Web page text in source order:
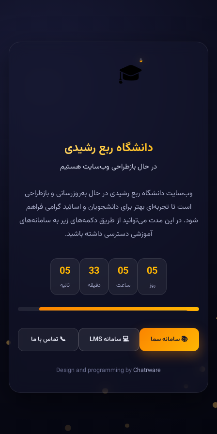
🎓
دانشگاه ربع رشیدی
در حال بازطراحی وب‌سایت هستیم
وب‌سایت دانشگاه ربع رشیدی در حال به‌روزرسانی و بازطراحی
است تا تجربه‌ای بهتر برای دانشجویان و اساتید گرامی فراهم
شود. در این مدت می‌توانید از طریق دکمه‌های زیر به سامانه‌های
آموزشی دسترسی داشته باشید.
05
روز
05
ساعت
33
دقیقه
05
ثانیه
📚 سامانه سما 💻 سامانه LMS 📞 تماس با ما
Design and programming byChatrware